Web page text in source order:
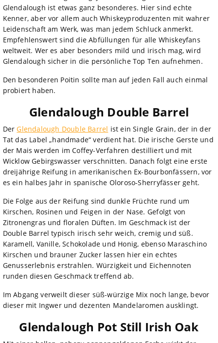
Glendalough ist etwas ganz besonderes. Hier sind echte
Kenner, aber vor allem auch Whiskeyproduzenten mit wahrer
Leidenschaft am Werk, was man jedem Schluck anmerkt.
Empfehlenswert sind die Abfüllungen für alle Whiskeyfans
weltweit. Wer es aber besonders mild und irisch mag, wird
Glendalough sicher in die persönliche Top Ten aufnehmen.
Den besonderen Poitin sollte man auf jeden Fall auch einmal
probiert haben.
Glendalough Double Barrel
DerGlendalough Double Barrel ist ein Single Grain, der in der
Tat das Label „handmade“ verdient hat. Die irische Gerste und
der Mais werden im Coffey-Verfahren destilliert und mit
Wicklow Gebirgswasser verschnitten. Danach folgt eine erste
dreijährige Reifung in amerikanischen Ex-Bourbonfässern, vor
es ein halbes Jahr in spanische Oloroso-Sherryfässer geht.
Die Folge aus der Reifung sind dunkle Früchte rund um
Kirschen, Rosinen und Feigen in der Nase. Gefolgt von
Zitronengras und floralen Düften. Im Geschmack ist der
Double Barrel typisch irisch sehr weich, cremig und süß.
Karamell, Vanille, Schokolade und Honig, ebenso Maraschino
Kirschen und brauner Zucker lassen hier ein echtes
Genusserlebnis erstrahlen. Würzigkeit und Eichennoten
runden diesen Geschmack treffend ab.
Im Abgang verweilt dieser süß-würzige Mix noch lange, bevor
dieser mit Ingwer und dezenten Mandelaromen ausklingt.
Glendalough Pot Still Irish Oak